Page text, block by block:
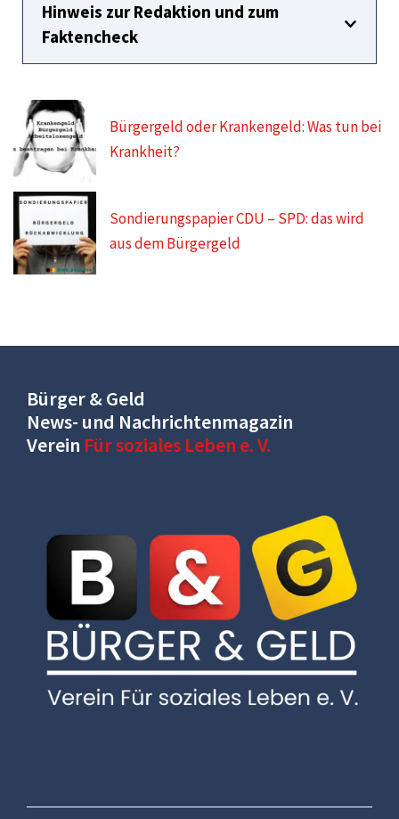
Hinweis zur Redaktion und zum
Faktencheck
Bürgergeld oder Krankengeld: Was tun bei
Krankheit?
Sondierungspapier CDU – SPD: das wird
aus dem Bürgergeld
Bürger & Geld
News- und Nachrichtenmagazin
Verein Für soziales Leben e. V.